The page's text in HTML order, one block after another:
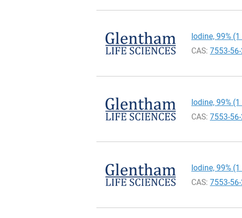
Iodine, 99%
CAS:7553-
Iodine, 99%
CAS:7553-
Iodine, 99%
CAS:7553-